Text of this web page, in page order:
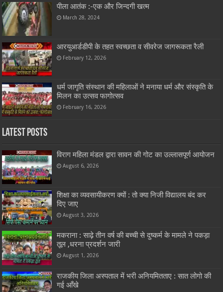
पीला आतंक :-एक और जिन्दगी खत्म
March 28, 2024
आरयुआर्डडीपी के तहत स्वच्छता व सीवरेज जागरूकता रैली
February 12, 2026
धर्म जागृति संस्थान की महिलाओं ने मनाया धर्म और संस्कृति के
मिलन का उत्सव फागोत्सव
February 16, 2026
Latest Posts
विराग महिला मंडल द्वारा सावन की गोट का उल्लासपूर्ण आयोजन
August 6, 2026
शिक्षा का व्यवसायीकरण क्यों : तो क्या निजी विद्यालय बंद कर
दिए जाए
August 3, 2026
मकराना : साढ़े तीन वर्ष की बच्ची से दुष्कर्म के मामले ने पकड़ा
तूल ,धरना प्रदर्शन जारी
August 1, 2026
राजकीय जिला अस्पताल में भरी अनियमितताए : सात लोगो की
गई आँखे